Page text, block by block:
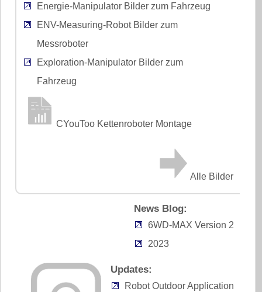
Energie-Manipulator Bilder zum Fahrzeug
ENV-Measuring-Robot Bilder zum
Messroboter
Exploration-Manipulator Bilder zum
Fahrzeug
CYouToo Kettenroboter Montage
Alle Bilder
News Blog:
6WD-MAX Version 2
2023
Updates:
Robot Outdoor Application